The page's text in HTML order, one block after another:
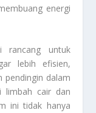
energi
rancang untuk
lebih efisien,
pendingin dalam
limbah cair dan
ini tidak hanya